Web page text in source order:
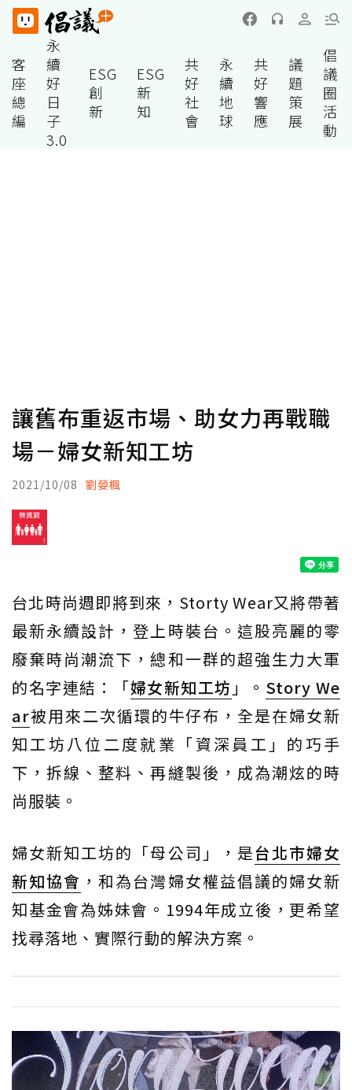
客
座
總
編
永
續
好
日
子
3.0
ESG
創
新
ESG
新
知
共
好
社
會
永
續
地
球
共
好
響
應
議
題
策
展
倡
議
圈
活
動
讓舊布重返市場、助女力再戰職
場－婦女新知工坊
2021/10/08 劉嫈楓
台北時尚週即將到來，Storty Wear又將帶著
最新永續設計，登上時裝台。這股亮麗的零
廢棄時尚潮流下，總和一群的超強生力大軍
的名字連結：「婦女新知工坊 」。 Story We
ar被用來二次循環的牛仔布，全是在婦女新
知工坊八位二度就業「資深員工」的巧手
下，拆線、整料、再縫製後，成為潮炫的時
尚服裝。
婦女新知工坊的「母公司」，是台北市婦女
新知協會 ，和為台灣婦女權益倡議的婦女新
知基金會為姊妹會。1994年成立後，更希望
找尋落地、實際行動的解決方案。